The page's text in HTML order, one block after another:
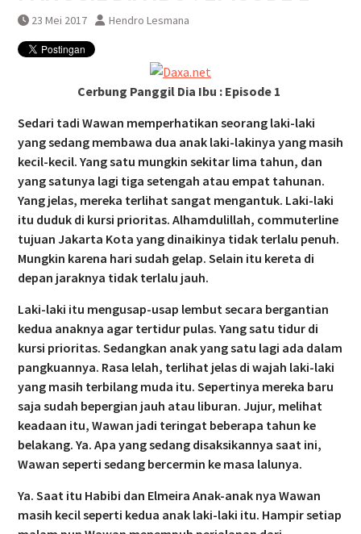
23 Mei 2017 Hendro Lesmana
Cerbung Panggil Dia Ibu : Episode 1
Sedari tadi Wawan memperhatikan seorang laki-laki
yang sedang membawa dua anak laki-lakinya yang masih
kecil-kecil. Yang satu mungkin sekitar lima tahun, dan
yang satunya lagi tiga setengah atau empat tahunan.
Yang jelas, mereka terlihat sangat mengantuk. Laki-laki
itu duduk di kursi prioritas. Alhamdulillah, commuterline
tujuan Jakarta Kota yang dinaikinya tidak terlalu penuh.
Mungkin karena hari sudah gelap. Selain itu kereta di
depan jaraknya tidak terlalu jauh.
Laki-laki itu mengusap-usap lembut secara bergantian
kedua anaknya agar tertidur pulas. Yang satu tidur di
kursi prioritas. Sedangkan anak yang satu lagi ada dalam
pangkuannya. Rasa lelah, terlihat jelas di wajah laki-laki
yang masih terbilang muda itu. Sepertinya mereka baru
saja sudah bepergian jauh atau liburan. Jujur, melihat
keadaan itu, Wawan jadi teringat beberapa tahun ke
belakang. Ya. Apa yang sedang disaksikannya saat ini,
Wawan seperti sedang bercermin ke masa lalunya.
Ya. Saat itu Habibi dan Elmeira Anak-anak nya Wawan
masih kecil seperti kedua anak laki-laki itu. Hampir setiap